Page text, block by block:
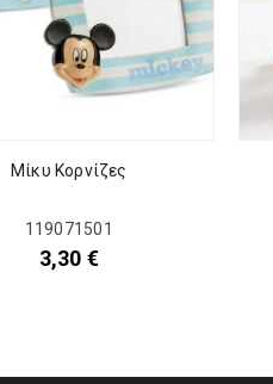
Μίκυ Κορνίζες
119071501
3,30 €